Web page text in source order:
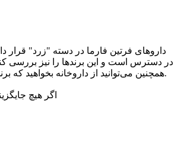
داروهای فرتین فارما در دسته "زرد" قرار
در دسترس است و این برندها را نیز بررسی
همچنین می‌توانید از داروخانه بخواهید کهاست.
اگر هیچ